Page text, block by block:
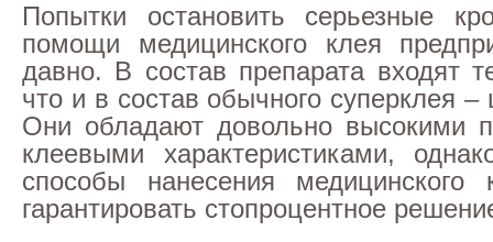
Попытки остановить серьезные
помощи медицинского клея
давно. В состав препарата входят
что и в состав обычного суперклея –
Они обладают довольно высокими
клеевыми характеристиками,
способы нанесения
гарантировать стопроцентное